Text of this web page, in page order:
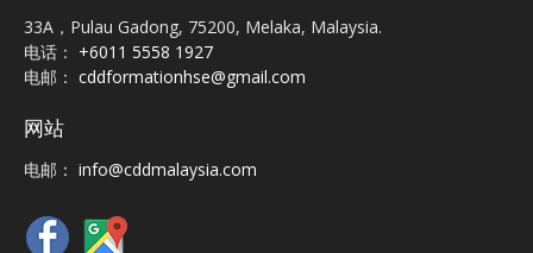
33A，Pulau Gadong, 75200, Melaka, Malaysia.
电话： +6011 5558 1927
电邮： cddformationhse@gmail.com
网站
电邮： info@cddmalaysia.com